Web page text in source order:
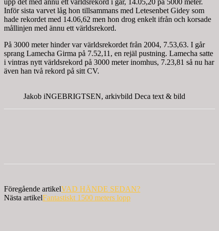
Inför sista varvet låg hon tillsammans med Letesenbet Gidey som
hade rekordet med 14.06,62 men hon drog enkelt ifrån och korsade
mållinjen med ännu ett världsrekord.
På 3000 meter hinder var världsrekordet från 2004, 7.53,63. I går
sprang Lamecha Girma på 7.52,11, en rejäl pustning. Lamecha satte
i vintras nytt världsrekord på 3000 meter inomhus, 7.23,81 så nu har
även han två rekord på sitt CV.
Jakob iNGEBRIGTSEN, arkivbild Deca text & bild
Föregående artikelVAD HÄNDE SEDAN?
Nästa artikelFantastiskt 1500 meters lopp